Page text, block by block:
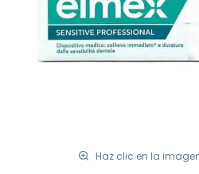
Haz clic en la